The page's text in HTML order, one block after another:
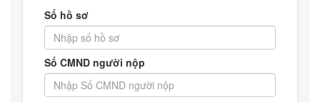
Số hồ sơ
Số CMND người nộp